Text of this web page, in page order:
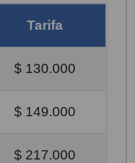
Tarifa
$ 130.000
$ 149.000
$ 217.000